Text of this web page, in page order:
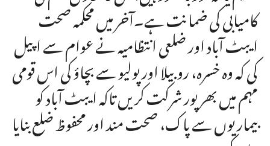
کامیابی کی ضمانت ہے۔آخر میں محکمہ صحت
ایبٹ آباد اور ضلعی انتظامیہ نے عوام سے اپیل
کی کہ وہ خسرہ، روبیلا اور پولیو سے بچاؤ کی اس قومی
مہم میں بھرپور شرکت کریں تاکہ ایبٹ آباد کو
بیماریوں سے پاک، صحت مند اور محفوظ ضلع بنایا